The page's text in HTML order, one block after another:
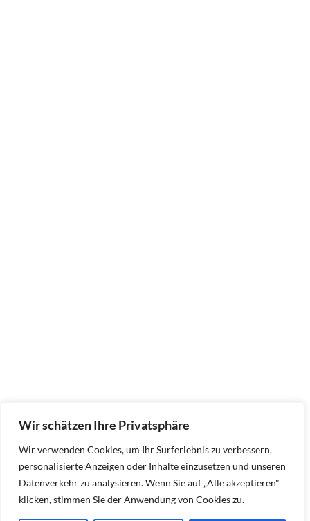
Wir schätzen Ihre Privatsphäre
Wir verwenden Cookies, um Ihr Surferlebnis zu verbessern,
personalisierte Anzeigen oder Inhalte einzusetzen und unseren
Datenverkehr zu analysieren. Wenn Sie auf „Alle akzeptieren"
klicken, stimmen Sie der Anwendung von Cookies zu.